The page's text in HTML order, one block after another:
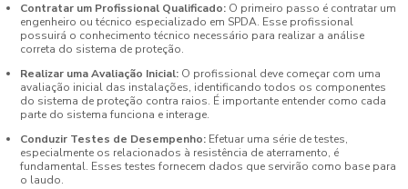
Contratar um Profissional Qualificado: O primeiro passo é contratar um
engenheiro ou técnico especializado em SPDA. Esse profissional
possuirá o conhecimento técnico necessário para realizar a análise
correta do sistema de proteção.
Realizar uma Avaliação Inicial: O profissional deve começar com uma
avaliação inicial das instalações, identificando todos os componentes
do sistema de proteção contra raios. É importante entender como cada
parte do sistema funciona e interage.
Conduzir Testes de Desempenho: Efetuar uma série de testes,
especialmente os relacionados à resistência de aterramento, é
fundamental. Esses testes fornecem dados que servirão como base para
o laudo.